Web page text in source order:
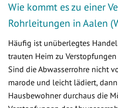
Wie kommt es zu einer
Rohrleitungen in Aalen
Häufig ist unüberlegtes
trauten Heim zu
Sind die Abwasserrohre nicht
marode und leicht lädiert,
Hausbewohner durchaus die